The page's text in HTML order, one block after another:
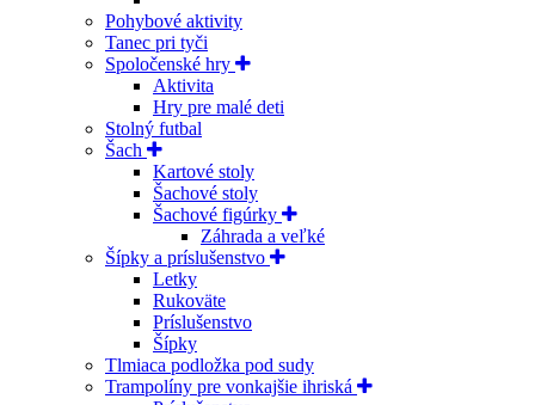
Pohybové aktivity
Tanec pri tyči
Spoločenské hry
Aktivita
Hry pre malé deti
Stolný futbal
Šach
Kartové stoly
Šachové stoly
Šachové figúrky
Záhrada a veľké
Šípky a príslušenstvo
Letky
Rukoväte
Príslušenstvo
Šípky
Tlmiaca podložka pod sudy
Trampolíny pre vonkajšie ihriská